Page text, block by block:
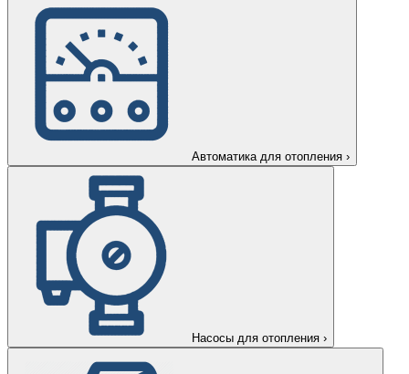
Автоматика для отопления ›
Насосы для отопления ›